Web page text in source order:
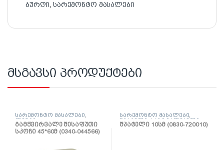
ბურღი,სარემონტო მასალები
მსგავსი პროდუქტები
სარემონტო მასალები
ლენტი
გამჭვირვალე შესაფუთი
სკოჩი 45*60მ (0340-044566)
სარემონტო მასალები
შპატელი, საპრიალებელი,
ქაფჩა
შპატელი 10სმ (0830-720010)